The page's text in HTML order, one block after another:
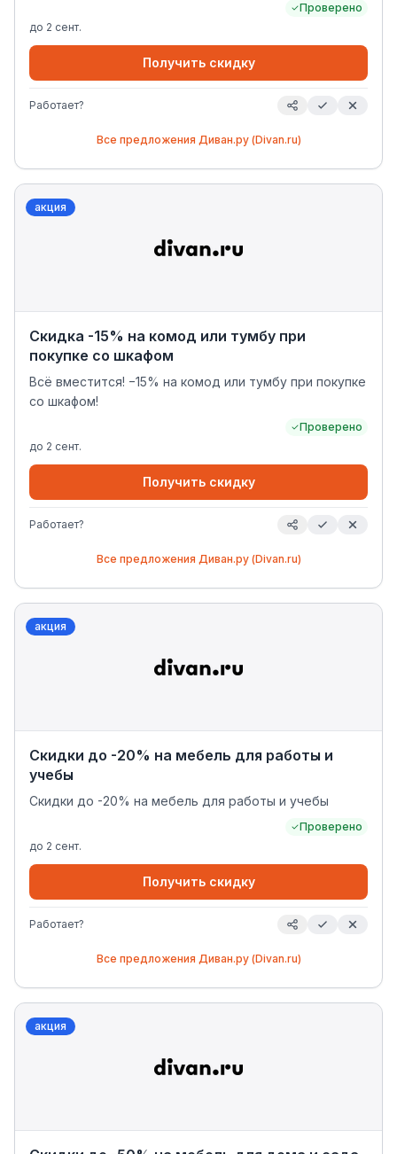
Проверено
до 2 сент.
Получить скидку
Работает?
Все предложения Диван.ру (Divan.ru)
акция
Скидка -15% на комод или тумбу при
покупке со шкафом
Всё вместится! −15% на комод или тумбу при покупке
со шкафом!
Проверено
до 2 сент.
Получить скидку
Работает?
Все предложения Диван.ру (Divan.ru)
акция
Скидки до -20% на мебель для работы и
учебы
Скидки до -20% на мебель для работы и учебы
Проверено
до 2 сент.
Получить скидку
Работает?
Все предложения Диван.ру (Divan.ru)
акция